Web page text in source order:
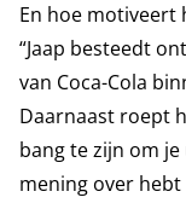
En hoe motiveert
“Jaap besteedt
van Coca-Cola
Daarnaast roept
bang te zijn om
mening over